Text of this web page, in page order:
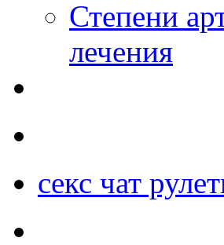
Степени
лечения
секс чат